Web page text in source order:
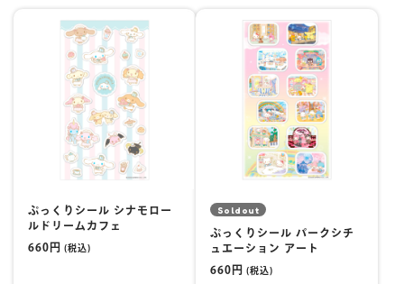
楽しみ方 サービスガイド
ぷっくりシール シナモロー
ルドリームカフェ
660円 (税込)
Soldout
ぷっくりシール パークシチ
ュエーション アート
660円 (税込)